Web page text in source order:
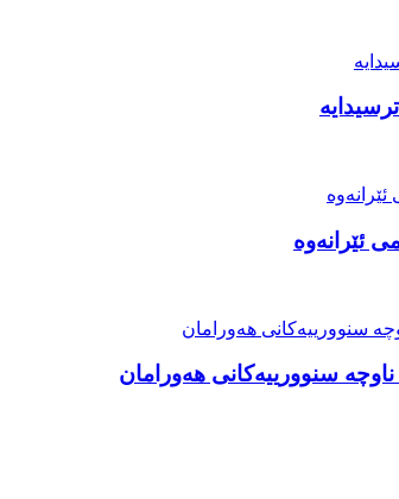
ئێرانەوە
سنوورییەکانی هەورامان